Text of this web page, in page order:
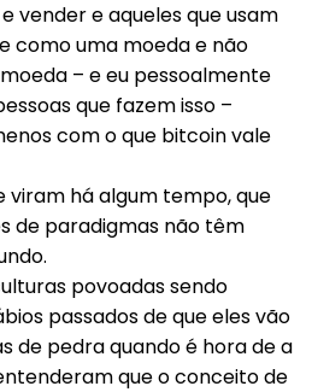
vender e aqueles que usam
como uma moeda e não
– e eu pessoalmente
que fazem isso –
com o que bitcoin vale
viram há algum tempo, que
de paradigmas não têm
povoadas sendo
passados ​​de que eles vão
de pedra quando é hora de a
que o conceito de